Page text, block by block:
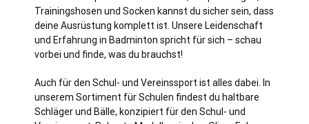
Trainingshosen und Socken kannst du sicher sein, dass
deine Ausrüstung komplett ist. Unsere Leidenschaft
und Erfahrung in Badminton spricht für sich – schau
vorbei und finde, was du brauchst!
Auch für den Schul- und Vereinssport ist alles dabei. In
unserem Sortiment für Schulen findest du haltbare
Schläger und Bälle, konzipiert für den Schul- und